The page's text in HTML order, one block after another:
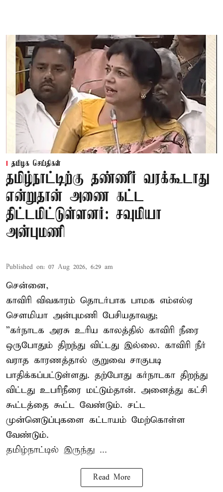
தமிழக செய்திகள்
தமிழ்நாட்டிற்கு தண்ணீர் வரக்கூடாது
என்றுதான் அணை கட்ட
திட்டமிட்டுள்ளனர்: சவுமியா
அன்புமணி
Published on: 07 Aug 2026, 6:29 am
சென்னை,
காவிரி விவகாரம் தொடர்பாக பாமக எம்எல்ஏ
சௌமியா அன்புமணி பேசியதாவது;
”கர்நாடக அரசு உரிய காலத்தில் காவிரி நீரை
ஒருபோதும் திறந்து விட்டது இல்லை. காவிரி நீர்
வராத காரணத்தால் குறுவை சாகுபடி
பாதிக்கப்பட்டுள்ளது. தற்போது கர்நாடகா திறந்து
விட்டது உபரிநீரை மட்டும்தான். அனைத்து கட்சி
கூட்டத்தை கூட்ட வேண்டும். சட்ட
முன்னெடுப்புகளை கட்டாயம் மேற்கொள்ள
வேண்டும்.
தமிழ்நாட்டில் இருந்து ...
Read More